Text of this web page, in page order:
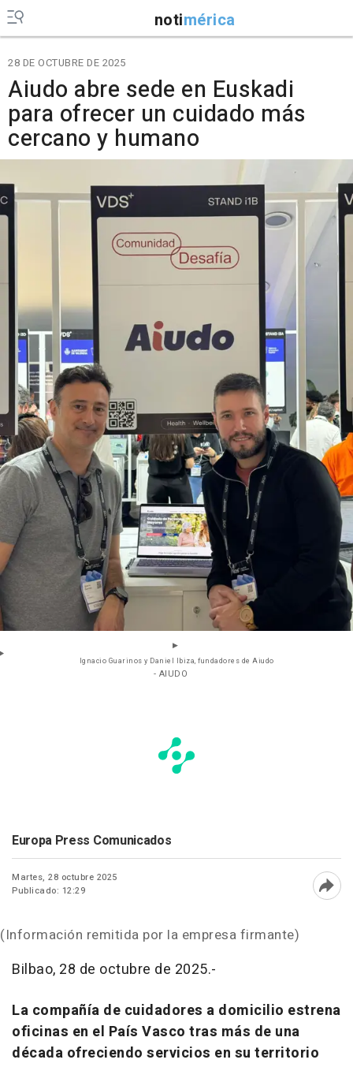
notimérica
28 DE OCTUBRE DE 2025
Aiudo abre sede en Euskadi
para ofrecer un cuidado más
cercano y humano
Ignacio Guarinos y Daniel Ibiza, fundadores de Aiudo
- AIUDO
Europa Press Comunicados
Martes, 28 octubre 2025
Publicado: 12:29
(Información remitida por la empresa firmante)
Bilbao, 28 de octubre de 2025.-
La compañía de cuidadores a domicilio estrena
oficinas en el País Vasco tras más de una
década ofreciendo servicios en su territorio